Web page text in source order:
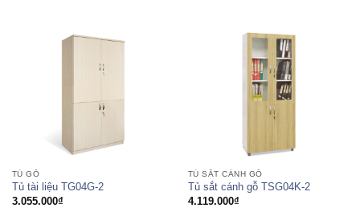
TỦ GỖ
Tủ tài liệu TG04G-2
3.055.000₫
TỦ SẮT CÁNH GỖ
Tủ sắt cánh gỗ TSG04K-2
4.119.000₫